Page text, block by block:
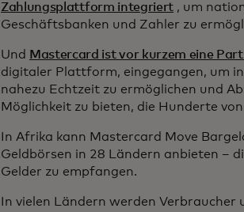
Zahlungsplattform integriert , um
Geschäftsbanken und Zahler zu
Und Mastercard ist vor kurzem eine
digitaler Plattform, eingegangen, um
nahezu Echtzeit zu ermöglichen und
Möglichkeit zu bieten, die Hunderte
In Afrika kann Mastercard Move
Geldbörsen in 28 Ländern anbieten –
Gelder zu empfangen.
In vielen Ländern werden